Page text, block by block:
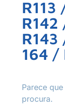
R113
R142
164 /
Parece
procura.